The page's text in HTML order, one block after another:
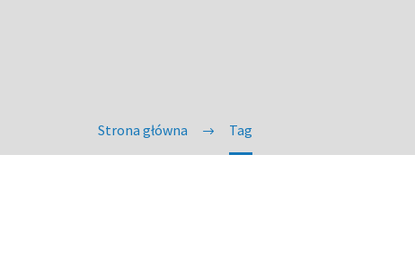
Strona główna Tag